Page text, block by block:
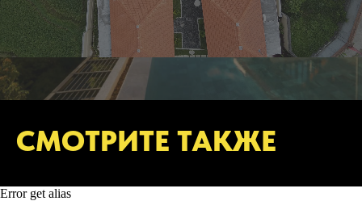
СМОТРИТЕ ТАКЖЕ
Error get alias